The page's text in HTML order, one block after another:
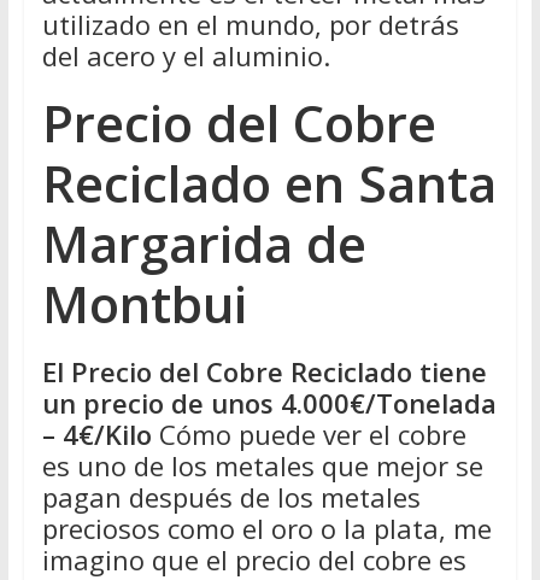
utilizado en el mundo, por detrás
del acero y el aluminio.
Precio del Cobre
Reciclado en Santa
Margarida de
Montbui
El Precio del Cobre Reciclado tiene
un precio de unos 4.000€/Tonelada
– 4€/Kilo Cómo puede ver el cobre
es uno de los metales que mejor se
pagan después de los metales
preciosos como el oro o la plata, me
imagino que el precio del cobre es